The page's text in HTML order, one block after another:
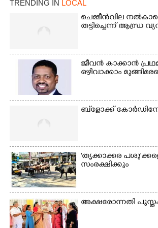
TRENDING IN LOCAL
ചെമ്മീൻവില
തട്ടിച്ചെന്ന് ആന്ധ്ര
ജീവൻ കാക്കാൻ
ഒഴിവാക്കാം
ബ്‌ളോക്ക്
'തൃക്കാക്കര
സംരക്ഷിക്കും
അക്ഷരോന്നതി
Share this link
Copy Link